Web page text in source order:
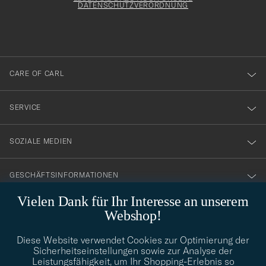
Vielen Dank für Ihr Interesse an unserem
Webshop!
Diese Website verwendet Cookies zur Optimierung der
Sicherheitseinstellungen sowie zur Analyse der
Leistungsfähigkeit, um Ihr Shopping-Erlebnis so
dig
till
vårt
nyhetsbrev!
DATENSCHUTZVERORDNUNG
CARE OF CARL
SERVICE
SOZIALE MEDIEN
GESCHÄFTSINFORMATIONEN
Benötigen Sie Hilfe bei der Suche nach Ihrem persönlichen Stil?
Wenden Sie sich an uns, wir helfen Ihnen gerne weiter!